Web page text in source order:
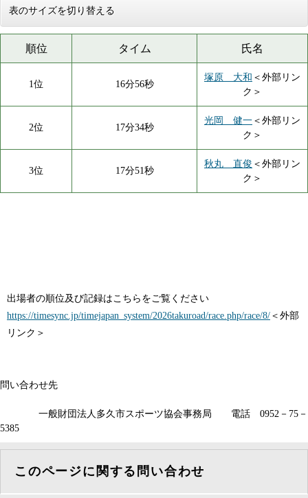
表のサイズを切り替える
順位 タイム 氏名
1位 16分56秒
塚原 大和 ＜外部リン
ク＞
2位 17分34秒
光岡 健一 ＜外部リン
ク＞
3位 17分51秒
秋丸 直俊 ＜外部リン
ク＞
出場者の順位及び記録はこちらをご覧ください
https://timesync.jp/timejapan_system/2026takuroad/race.php/race/8/ ＜外部
リンク＞
問い合わせ先
一般財団法人多久市スポーツ協会事務局 電話 0952－75－
5385
このページに関する問い合わせ